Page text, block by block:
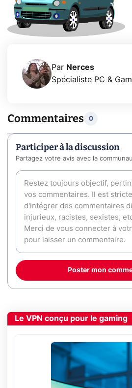
Par Nerces
Spécialiste PC &
Commentaires 0
Participer à la discussion
Partagez votre avis avec la
Poster mon
Le VPN conçu pour le gaming